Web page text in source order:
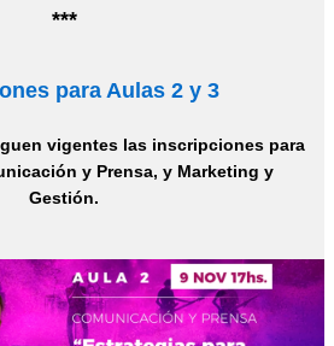
***
para Aulas 2 y 3
vigentes las inscripciones para
y Prensa, y Marketing y
Gestión.